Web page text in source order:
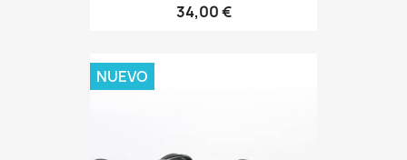
34,00 €
NUEVO